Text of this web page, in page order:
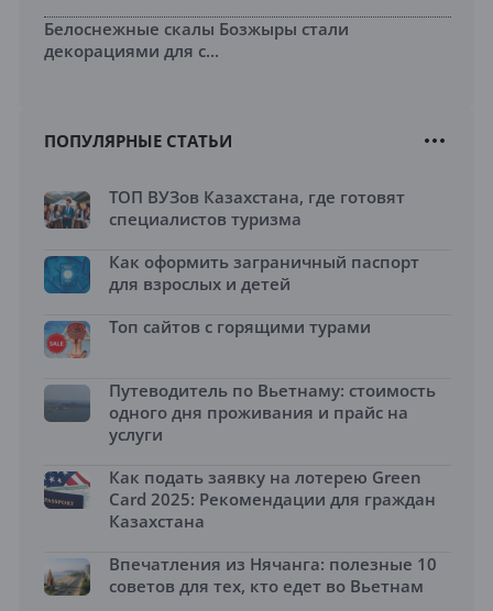
Белоснежные скалы Бозжыры стали
декорациями для с...
ПОПУЛЯРНЫЕ СТАТЬИ
ТОП ВУЗов Казахстана, где готовят
специалистов туризма
Как оформить заграничный паспорт
для взрослых и детей
Топ сайтов с горящими турами
Путеводитель по Вьетнаму: стоимость
одного дня проживания и прайс на
услуги
Как подать заявку на лотерею Green
Card 2025: Рекомендации для граждан
Казахстана
Впечатления из Нячанга: полезные 10
советов для тех, кто едет во Вьетнам